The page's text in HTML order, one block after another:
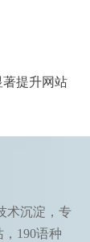
著提升网站
术沉淀，专
190语种